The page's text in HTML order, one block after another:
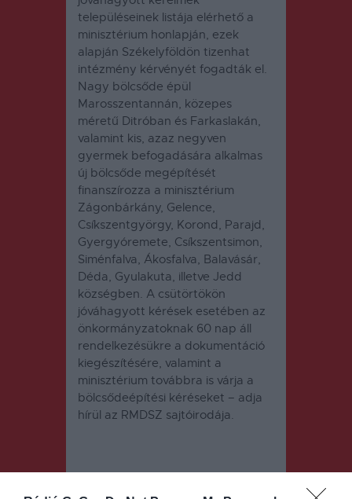
településeinek listája elérhető a
minisztérium honlapján, ezek
alapján Székelyföldön tizenhat
intézmény kérvényét fogadták el.
Nagy bölcsőde épül
Marosszentannán, közepes
méretű Ditróban és Farkaslakán,
valamint kis, azaz negyven
gyermek befogadására alkalmas
új bölcsőde megépítését
finanszírozza a minisztérium
Zágonbárkány, Gelence,
Csíkszentgyörgy, Korond, Parajd,
Gyergyóremete, Csíkszentsimon,
Siménfalva, Ákosfalva, Balavásár,
Déda, Gyulakuta, illetve Jedd
községben. A csütörtökön
jóváhagyott kérések esetében az
önkormányzatoknak 60 nap áll
rendelkezésükre a dokumentáció
kiegészítésére, valamint a
minisztérium továbbra is várja a
bölcsődeépítési kéréseket – adja
hírül az RMDSZ sajtóirodája.